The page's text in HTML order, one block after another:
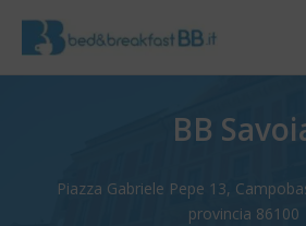
BB
Piazza Gabriele Pepe 13,
provincia 86100